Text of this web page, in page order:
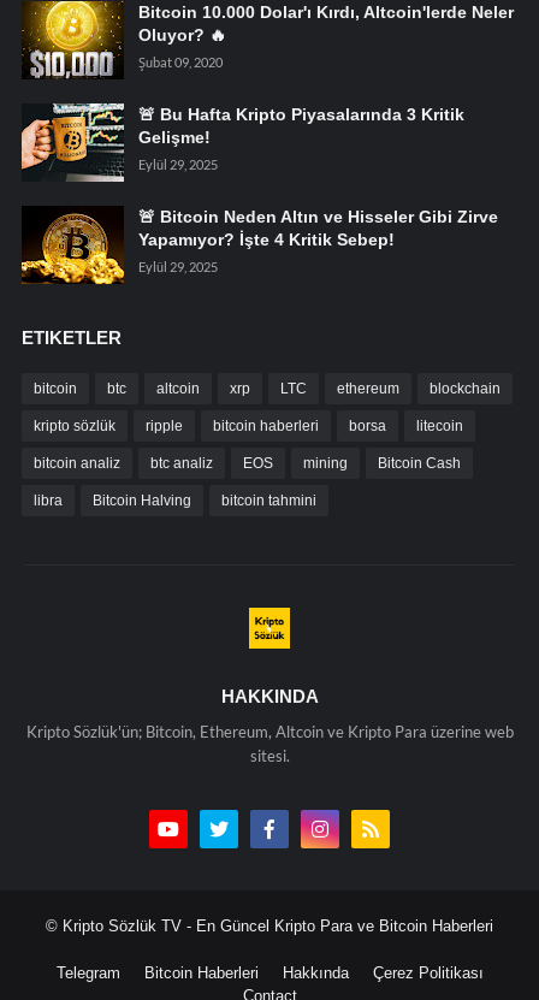
Bitcoin 10.000 Dolar'ı Kırdı, Altcoin'lerde Neler
Oluyor? 🔥
Şubat 09, 2020
🚨 Bu Hafta Kripto Piyasalarında 3 Kritik
Gelişme!
Eylül 29, 2025
🚨 Bitcoin Neden Altın ve Hisseler Gibi Zirve
Yapamıyor? İşte 4 Kritik Sebep!
Eylül 29, 2025
ETIKETLER
bitcoin btc altcoin xrp LTC ethereum blockchain
kripto sözlük ripple bitcoin haberleri borsa litecoin
bitcoin analiz btc analiz EOS mining Bitcoin Cash
libra Bitcoin Halving bitcoin tahmini
HAKKINDA
Kripto Sözlük'ün; Bitcoin, Ethereum, Altcoin ve Kripto Para üzerine web
sitesi.
© Kripto Sözlük TV - En Güncel Kripto Para ve Bitcoin Haberleri
Telegram Bitcoin Haberleri Hakkında
Çerez Politikası
Contact